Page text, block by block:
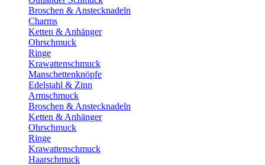
Broschen & Anstecknadeln
Charms
Ketten & Anhänger
Ohrschmuck
Ringe
Krawattenschmuck
Manschettenknöpfe
Edelstahl & Zinn
Armschmuck
Broschen & Anstecknadeln
Ketten & Anhänger
Ohrschmuck
Ringe
Krawattenschmuck
Haarschmuck